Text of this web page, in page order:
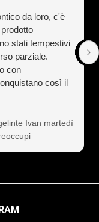
da loro, c'è
stati tempestivi
parziale.
con
così il
Ivan martedì